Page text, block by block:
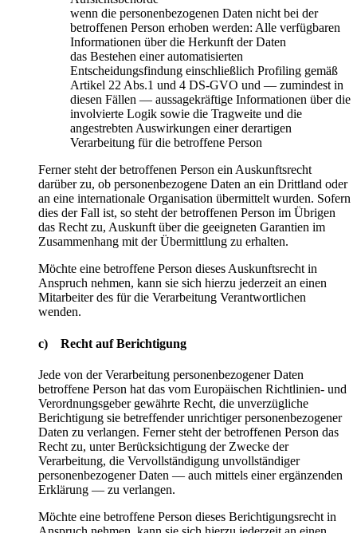
wenn die personenbezogenen Daten nicht bei der
betroffenen Person erhoben werden: Alle verfügbaren
Informationen über die Herkunft der Daten
das Bestehen einer automatisierten
Entscheidungsfindung einschließlich Profiling gemäß
Artikel 22 Abs.1 und 4 DS-GVO und — zumindest in
diesen Fällen — aussagekräftige Informationen über die
involvierte Logik sowie die Tragweite und die
angestrebten Auswirkungen einer derartigen
Verarbeitung für die betroffene Person
Ferner steht der betroffenen Person ein Auskunftsrecht
darüber zu, ob personenbezogene Daten an ein Drittland oder
an eine internationale Organisation übermittelt wurden. Sofern
dies der Fall ist, so steht der betroffenen Person im Übrigen
das Recht zu, Auskunft über die geeigneten Garantien im
Zusammenhang mit der Übermittlung zu erhalten.
Möchte eine betroffene Person dieses Auskunftsrecht in
Anspruch nehmen, kann sie sich hierzu jederzeit an einen
Mitarbeiter des für die Verarbeitung Verantwortlichen
wenden.
c) Recht auf Berichtigung
Jede von der Verarbeitung personenbezogener Daten
betroffene Person hat das vom Europäischen Richtlinien- und
Verordnungsgeber gewährte Recht, die unverzügliche
Berichtigung sie betreffender unrichtiger personenbezogener
Daten zu verlangen. Ferner steht der betroffenen Person das
Recht zu, unter Berücksichtigung der Zwecke der
Verarbeitung, die Vervollständigung unvollständiger
personenbezogener Daten — auch mittels einer ergänzenden
Erklärung — zu verlangen.
Möchte eine betroffene Person dieses Berichtigungsrecht in